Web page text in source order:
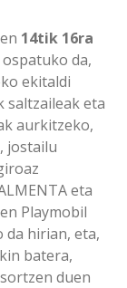
14tik 16ra
da,
ekitaldi
saltzaileak eta
aurkitzeko,
jostailu
eta
Playmobil
hirian, eta,
batera,
duen